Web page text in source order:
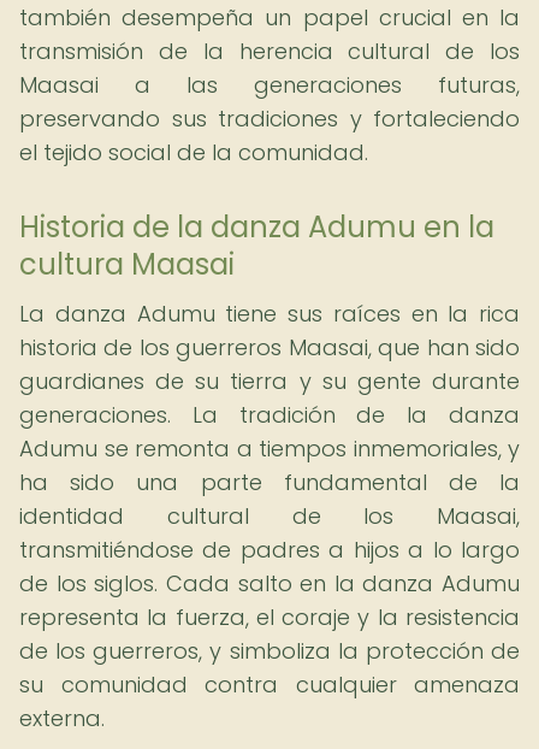
también desempeña un papel crucial en la
transmisión de la herencia cultural de los
Maasai a las generaciones futuras,
preservando sus tradiciones y fortaleciendo
el tejido social de la comunidad.
Historia de la danza Adumu en la
cultura Maasai
La danza Adumu tiene sus raíces en la rica
historia de los guerreros Maasai, que han sido
guardianes de su tierra y su gente durante
generaciones. La tradición de la danza
Adumu se remonta a tiempos inmemoriales, y
ha sido una parte fundamental de la
identidad cultural de los Maasai,
transmitiéndose de padres a hijos a lo largo
de los siglos. Cada salto en la danza Adumu
representa la fuerza, el coraje y la resistencia
de los guerreros, y simboliza la protección de
su comunidad contra cualquier amenaza
externa.